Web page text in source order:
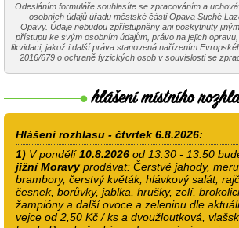
Odesláním formuláře souhlasíte se zpracováním a
osobních údajů úřadu městské části Opava Suché
Opavy. Údaje nebudou zpřístupněny ani poskytnuty
přístupu ke svým osobním údajům, právo na jejich
likvidaci, jakož i další práva stanovená nařízením
2016/679 o ochraně fyzických osob v souvislosti se
Hlášení rozhlasu - čtvrtek 6.8.2026:
1) V pondělí10.8.2026 od 13:30 - 13:50
jižní Moravyprodávat: Čerstvé jahody,
brambory, čerstvý květák, hlávkový salát,
česnek, borůvky, jablka, hrušky, zelí,
žampióny a další ovoce a zeleninu dle
vejce od 2,50 Kč / ks a dvoužloutková,